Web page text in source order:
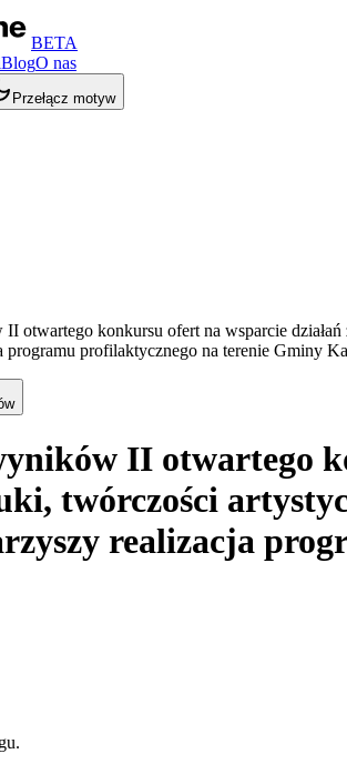
BETA
BlogO nas
Przełącz motyw
II otwartego konkursu ofert na wsparcie
programu profilaktycznego na terenie Gminy
II otwartego
twórczości
realizacja